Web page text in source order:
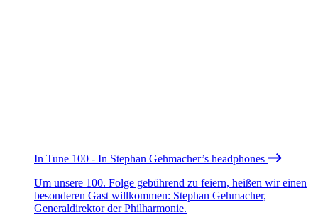
In Tune 100 - In Stephan Gehmacher’s headphones
Um unsere 100. Folge gebührend zu feiern, heißen wir einen
besonderen Gast willkommen: Stephan Gehmacher,
Generaldirektor der Philharmonie.